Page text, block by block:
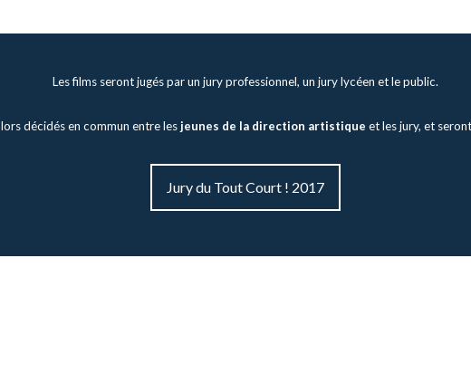
Les films seront jugés par un jury professionnel, un jury lycéen et le public.
décidés en commun entre lesjeunes de la direction artistique et les jury, et
Jury du Tout Court ! 2017